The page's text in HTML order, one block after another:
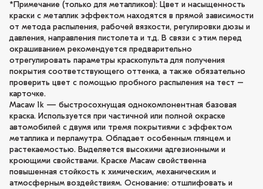
*Примечание (только для металликов): Цвет и насыщенность
краски с металлик эффектом находятся в прямой зависимости
от метода распыления, рабочей вязкости, регулировки дюзы и
давления, направления пистолета и т.д. В связи с этим перед
окрашиванием рекомендуется предварительно
отрегулировать параметры краскопульта для получения
покрытия соответствующего оттенка, а также обязательно
проверить цвет с помощью пробного распыления на тест –
карточке.
Macaw 1k — быстросохнущая однокомпонентная базовая
краска. Используется при частичной или полной окраске
автомобилей с двумя или тремя покрытиями с эффектом
металлика и перламутра. Обладает особенным глянцем и
растекаемостью. Выделяется высокими адгезионными и
кроющими свойствами. Краске Macaw свойственна
повышенная стойкость к химическим, механическим и
атмосферным воздействиям. Основание: отшлифовать и